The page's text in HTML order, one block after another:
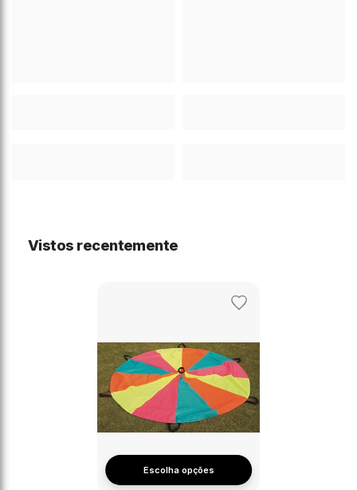
Vistos recentemente
Adicionar
Escolha opções